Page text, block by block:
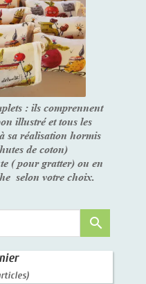
: ils comprennent
illustré et tous les
sa réalisation hormis
de coton)
( pour gratter) ou en
selon votre choix.
search